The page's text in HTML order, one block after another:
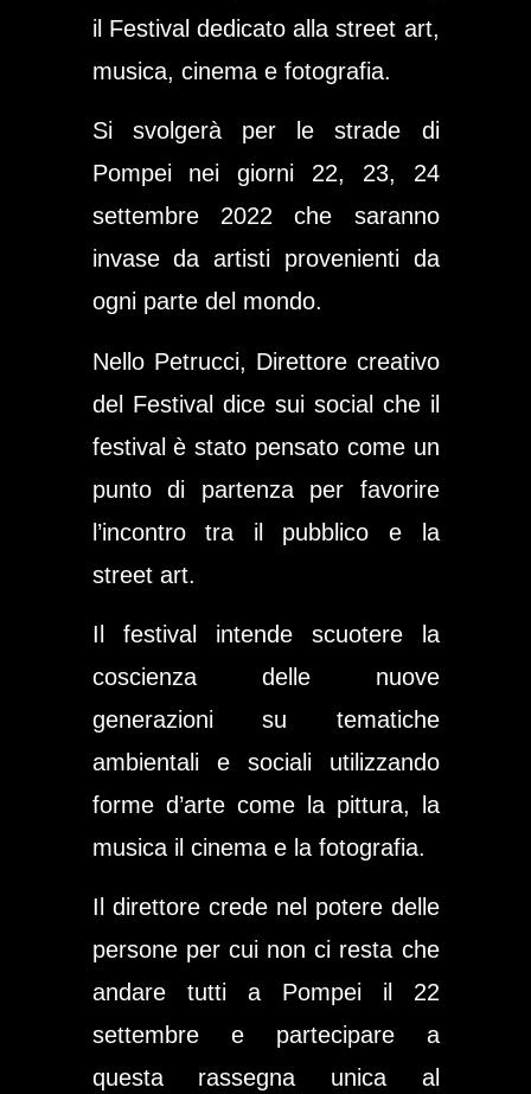
il Festival dedicato alla street art,
musica, cinema e fotografia.
Si svolgerà per le strade di
Pompei nei giorni 22, 23, 24
settembre 2022 che saranno
invase da artisti provenienti da
ogni parte del mondo.
Nello Petrucci, Direttore creativo
del Festival dice sui social che il
festival è stato pensato come un
punto di partenza per favorire
l’incontro tra il pubblico e la
street art.
Il festival intende scuotere la
coscienza delle nuove
generazioni su tematiche
ambientali e sociali utilizzando
forme d’arte come la pittura, la
musica il cinema e la fotografia.
Il direttore crede nel potere delle
persone per cui non ci resta che
andare tutti a Pompei il 22
settembre e partecipare a
questa rassegna unica al